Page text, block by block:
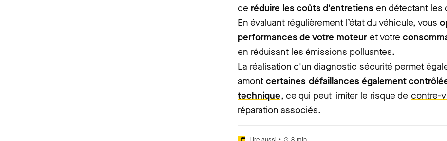
de réduire les coûts d’entretiens en détectant les
En évaluant régulièrement l’état du véhicule, vous
performances de votre moteur et votre
en réduisant les émissions polluantes.
La réalisation d'un diagnostic sécurité permet
amont certaines défaillances également
technique, ce qui peut limiter le risque de contre-
réparation associés.
Lire aussi 8 min